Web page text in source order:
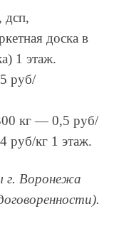
дсп,
доска в
1 этаж.
руб/
кг — 0,5 руб/
руб/кг 1 этаж.
г. Воронежа